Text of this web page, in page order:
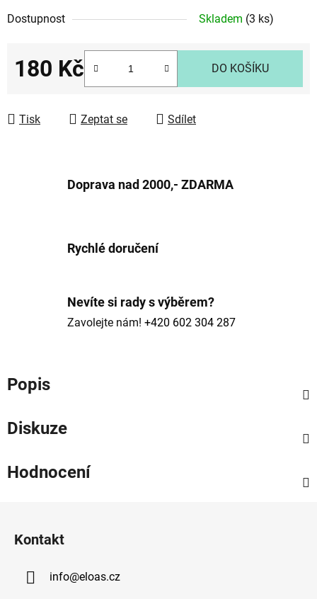
Dostupnost Skladem (3 ks)
180 Kč DO KOŠÍKU
Tisk Zeptat se Sdílet
Doprava nad 2000,- ZDARMA
Rychlé doručení
Nevíte si rady s výběrem?
Zavolejte nám! +420 602 304 287
Popis
Diskuze
Hodnocení
Kontakt
info@eloas.cz